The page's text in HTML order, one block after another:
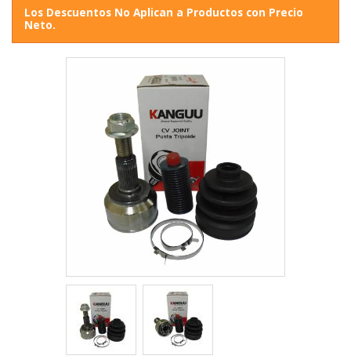
Los Descuentos No Aplican a Productos con Precio
Neto.